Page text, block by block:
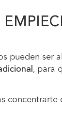
pueden ser
, para
concentrarte